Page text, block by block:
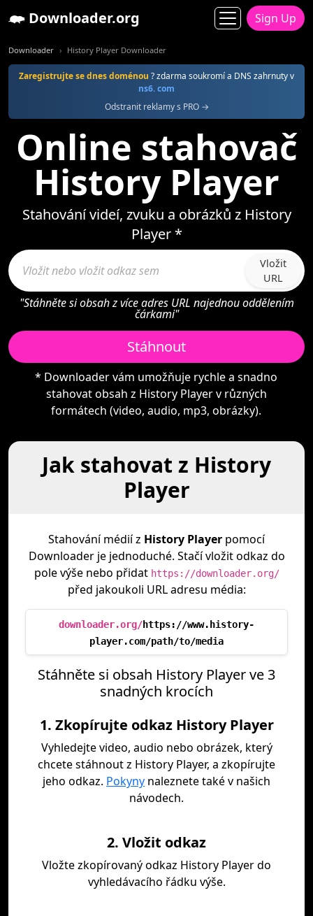
Downloader.org Sign Up
Downloader History Player Downloader
Zaregistrujte se dnes doménou ? zdarma soukromí a DNS zahrnuty v
ns6. com
Odstranit reklamy s PRO →
Online stahovač
History Player
Stahování videí, zvuku a obrázků z History
Player *
Vložit
URL
"Stáhněte si obsah z více adres URL najednou oddělením
čárkami"
Stáhnout
* Downloader vám umožňuje rychle a snadno
stahovat obsah z History Player v různých
formátech (video, audio, mp3, obrázky).
Jak stahovat z History
Player
Stahování médií z History Player pomocí
Downloader je jednoduché. Stačí vložit odkaz do
pole výše nebo přidat https://downloader.org/
před jakoukoli URL adresu média:
downloader.org/https://www.history-
player.com/path/to/media
Stáhněte si obsah History Player ve 3
snadných krocích
1. Zkopírujte odkaz History Player
Vyhledejte video, audio nebo obrázek, který
chcete stáhnout z History Player, a zkopírujte
jeho odkaz. Pokyny naleznete také v našich
návodech.
2. Vložit odkaz
Vložte zkopírovaný odkaz History Player do
vyhledávacího řádku výše.